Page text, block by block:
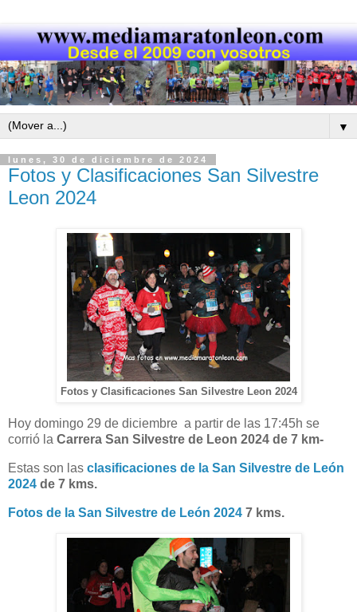
▼
lunes, 30 de diciembre de 2024
Fotos y Clasificaciones San Silvestre
Leon 2024
Fotos y Clasificaciones San Silvestre Leon 2024
Hoy domingo 29 de diciembre a partir de las 17:45h se
corrió la Carrera San Silvestre de Leon 2024 de 7 km-
Estas son las clasificaciones de la San Silvestre de León
2024 de 7 kms.
Fotos de la San Silvestre de León 2024 7 kms.